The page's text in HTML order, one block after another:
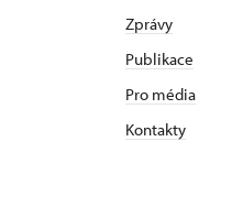
Zprávy
Publikace
Pro média
Kontakty